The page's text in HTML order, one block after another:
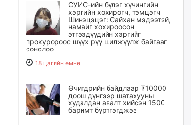
СУИС-ийн бүлэг хүчингийн
хэргийн хохирогч, тэмцэгч
Шинэцэцэг: Сайхан мэдээтэй,
намайг хохироосон
этгээдүүдийн хэргийг
прокуророос шүүх рүү шилжүүлж байгааг
сонслоо
18 цагийн өмнө
Өчигдрийн байдлаар ₮10000
доош дүнгээр шатахууны
худалдан авалт хийсэн 1500
баримт бүртгэгджээ